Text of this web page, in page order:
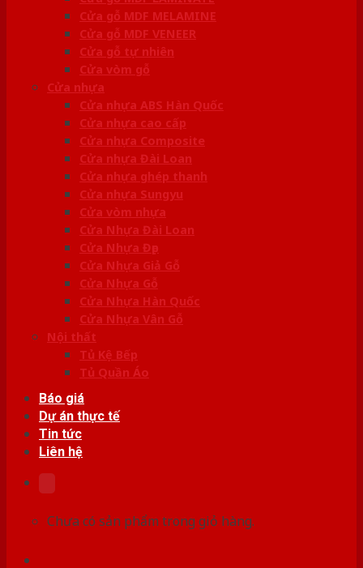
Cửa gỗ MDF MELAMINE
Cửa gỗ MDF VENEER
Cửa gỗ tự nhiên
Cửa vòm gỗ
Cửa nhựa
Cửa nhựa ABS Hàn Quốc
Cửa nhựa cao cấp
Cửa nhựa Composite
Cửa nhựa Đài Loan
Cửa nhựa ghép thanh
Cửa nhựa Sungyu
Cửa vòm nhựa
Cửa Nhựa Đài Loan
Cửa Nhựa Đẹp
Cửa Nhựa Giả Gỗ
Cửa Nhựa Gỗ
Cửa Nhựa Hàn Quốc
Cửa Nhựa Vân Gỗ
Nội thất
Tủ Kệ Bếp
Tủ Quần Áo
Báo giá
Dự án thực tế
Tin tức
Liên hệ
Chưa có sản phẩm trong giỏ hàng.